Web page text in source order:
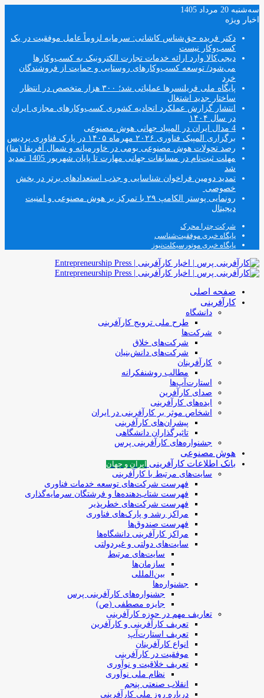
سه‌شنبه 20 مرداد 1405
اخبار ویژه
دکتر فریده حق‌شناس کاشانی: سرمایه لزوماً عامل‌ موفقیت در یک
کسب‌و‌کار نیست
دیجی‌کالا وارد ارائه خدمات تجارت الکترونیک به کسب‌وکارها
می‌شود/ توسعه کسب‌وکارهای روستایی و حمایت از فروشندگان
خرد
پایگاه ملی فریلنسرها عملیاتی شد؛ ۳۰۰ هزار متخصص در انتظار
ساختار جدید اشتغال
انتشار گزارش عملکرد اتحادیه کشوری کسب‌وکارهای مجازی ایران
در سال ۱۴۰۴
4 مدال ایران در المپیاد جهانی هوش مصنوعی
برگزاری المپیک فناوری ۲۰۲۶ مهرماه ۱۴۰۵ در پارک فناوری پردیس
رصد تحولات هوش مصنوعی بومی در خاورمیانه و شمال آفریقا (منا)
مهلت ثبت‌نام در مسابقات جهانی مهارت تا پایان شهریور 1405 تمدید
شد
تمدید دومین فراخوان شناسایی و جذب استعدادهای برتر در بخش
خصوصی
رونمایی پوستر الکامپ ۲۹ با تمرکز بر هوش مصنوعی و امنیت
دیجیتال
شرکت چترا محرک
پایگاه خبری موفقیت‌شناسی
پایگاه خبری موتورسیکلت‌نیوز
صفحه اصلی
کارآفرینی
دانشگاه
طرح ملی ترویج کارآفرینی
شرکت‌ها
شرکت‌های خلاق
شرکت‌های دانش‌بنیان
کارآفرینان
مطالب روشنفکرانه
استارت‌آپ‌ها
صدای کارآفرین
ایده‌های کارآفرینی
اشخاص موثر بر کارآفرینی در ایران
پیشران‌های کارآفرینی
تاثیرگذاران دانشگاهی
جشنواره‌های کارآفرینی‌ پرس
هوش مصنوعی
بانک اطلاعات کارآفرینی
ایران و جهان
سایت‌های مرتبط با کارآفرینی
فهرست شرکت‌های‌‌ توسعه‌ خدمات فناوری
فهرست شتاب‌دهنده‌ها‌ و فرشتگان‌ سرمایه‌گذاری
فهرست شرکت‌های خطرپذیر
مراکز رشد و پارک‌های فناوری
فهرست صندوق‌ها
مراکز کارآفرینی دانشگاه‌ها
سایت‌های دولتی و غیردولتی
سایت‌های مرتبط
سازمان‌ها
بین‌المللی
جشنواره‌ها
جشنواره‌های کارآفرینی‌ پرس
جایزه مصطفی (ص)
تعاریف مهم در حوزه کارآفرینی
تعریف کارآفرینی و کارآفرین
تعریف استارت‌آپ
انواع کارآفرینان
موفقیت در کارآفرینی
تعریف خلاقیت و نوآوری
نظام ملی نوآوری
انقلاب صنعتی پنجم
درباره روز ملی کارآفرینی